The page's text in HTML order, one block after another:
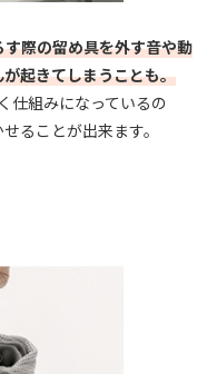
際の留め具を外す音や動
起きてしまうことも。
仕組みになっているの
ることが出来ます。